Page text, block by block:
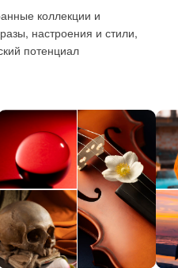
коллекции и
настроения и стили,
потенциал